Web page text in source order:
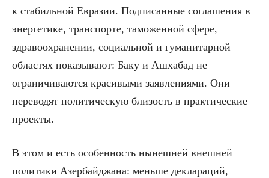
к стабильной Евразии. Подписанные соглашения в
энергетике, транспорте, таможенной сфере,
здравоохранении, социальной и гуманитарной
областях показывают: Баку и Ашхабад не
ограничиваются красивыми заявлениями. Они
переводят политическую близость в практические
проекты.
В этом и есть особенность нынешней внешней
политики Азербайджана: меньше деклараций,